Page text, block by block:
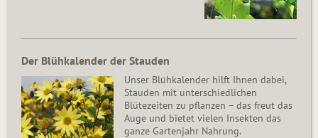
Der Blühkalender der Stauden
Unser Blühkalender hilft Ihnen dabei,
Stauden mit unterschiedlichen
Blütezeiten zu pflanzen – das freut das
Auge und bietet vielen Insekten das
ganze Gartenjahr Nahrung.